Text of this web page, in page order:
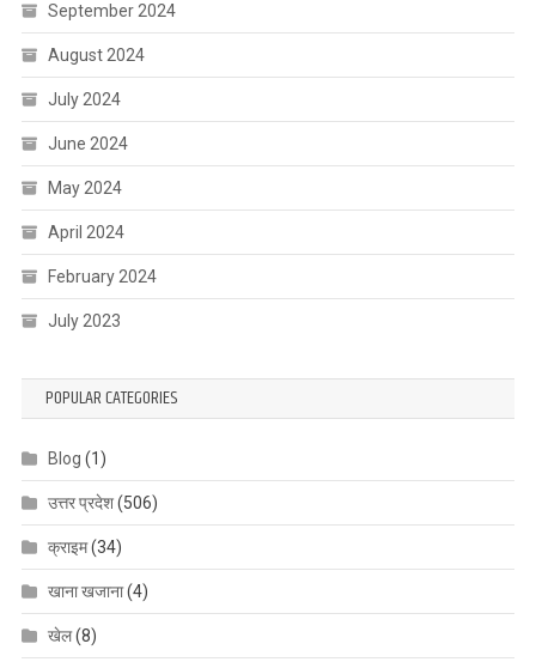
September 2024
August 2024
July 2024
June 2024
May 2024
April 2024
February 2024
July 2023
POPULAR CATEGORIES
Blog (1)
उत्तर प्रदेश(506)
क्राइम(34)
खाना खजाना(4)
खेल(8)